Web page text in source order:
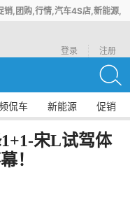
,团购,行情,汽车4S店,新能源,
登录
注册
侃车 新能源 促销
宋L试驾体
！